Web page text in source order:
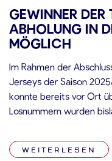
GEWINNER
ABHOLUNG IN
MÖGLICH
Im Rahmen der
Jerseys der Saison
konnte bereits vor Ort
Losnummern wurden
Geschäftsstelle der
Abholung:Montag bis
WEITERLESEN